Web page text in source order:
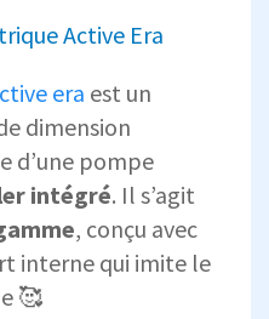
Active Era
era est un
dimension
d’une pompe
intégré. Il s’agit
, conçu avec
interne qui imite le
🥰